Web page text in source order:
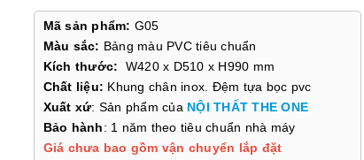
Mã sản phẩm: G05
Màu sắc: Bảng màu PVC tiêu chuẩn
Kích thước:
W420 x D510 x H990 mm
Chất liệu: Khung chân inox. Đệm tựa bọc pvc
Xuất xứ: Sản phẩm của NỘI THẤT THE ONE
Bảo hành: 1 năm theo tiêu chuẩn nhà máy
Giá chưa bao gồm vận chuyển lắp đặt